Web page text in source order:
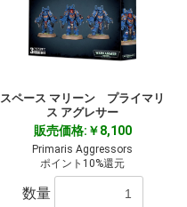
スペース マリーン プライマリ
ス アグレサー
販売価格:￥8,100
Primaris Aggressors
ポイント10%還元
数量